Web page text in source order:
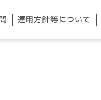
運用方針等について